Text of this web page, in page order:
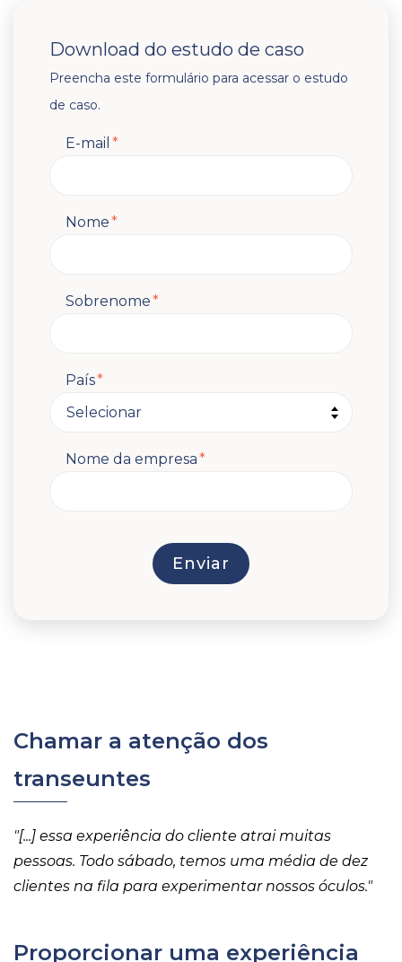
Download do estudo de caso
Preencha este formulário para acessar o estudo
de caso.
E-mail *
Nome*
Sobrenome*
País*
Nome da empresa*
Chamar a atenção dos
transeuntes
"[...] essa experiência do cliente atrai muitas
pessoas. Todo sábado, temos uma média de dez
clientes na fila para experimentar nossos óculos."
Proporcionar uma experiência